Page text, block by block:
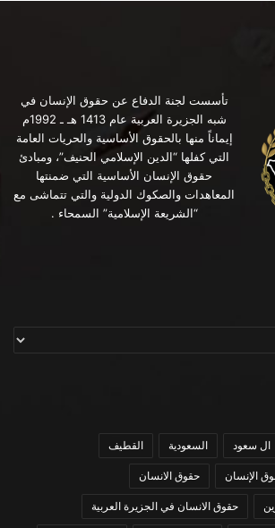
تأسست لجنة الدفاع عن حقوق الإنسان في
شبه الجزيرة العربية عام 1413 هـ ـ 1992م
إيماناً منها بالحقوق الأساسية والحريات العامة
التي كفلها “الدين الإسلامي الحنيف”، ومبادئ
حقوق الإنسان الأساسية التي ضمنتها
المعاهدات والصكوك الدولية والتي تتماشى مع
“الشريعة الإسلامية” السمحاء .
ال سعود السعودية القطيف
الإنسان حقوق الانسان
حقوق الانسان في الجزيرة العربية